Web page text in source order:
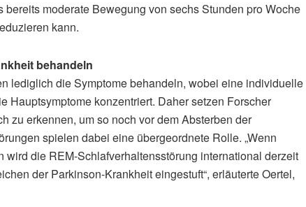
moderate Bewegung von sechs Stunden pro Woche
kann.
behandeln
lediglich die Symptome behandeln, wobei eine individuelle
Hauptsymptome konzentriert. Daher setzen Forscher
zu erkennen, um so noch vor dem Absterben der
spielen dabei eine übergeordnete Rolle. „Wenn
die REM-Schlafverhaltensstörung international derzeit
der Parkinson-Krankheit eingestuft“, erläuterte Oertel,